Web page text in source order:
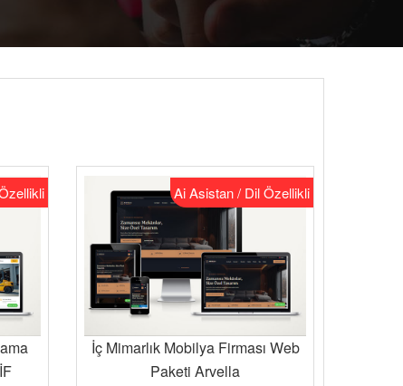
Ai Asistan / Dil Özellikli
İç Mimarlık Mobilya Firması Web
Paketi Arvella